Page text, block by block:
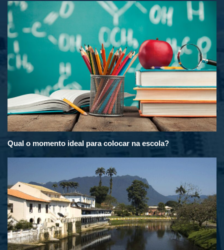
Qual o momento ideal para colocar na escola?